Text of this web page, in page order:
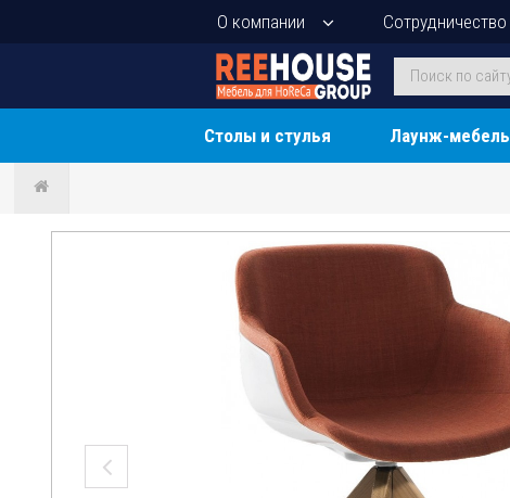
О компании Сотрудничество
Столы и стулья Лаунж-мебель